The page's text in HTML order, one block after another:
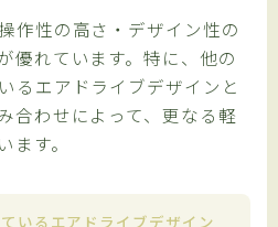
作性の高さ・デザイン性の
優れています。特に、他の
るエアドライブデザインと
合わせによって、更なる軽
す。
いるエアドライブデザイン